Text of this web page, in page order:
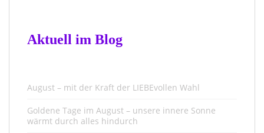
Aktuell im Blog
August – mit der Kraft der LIEBEvollen Wahl
Goldene Tage im August – unsere innere Sonne
wärmt durch alles hindurch